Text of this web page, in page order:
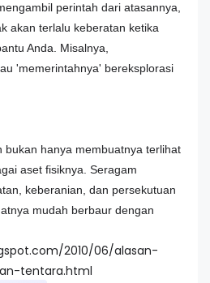
perintah dari atasannya,
akan terlalu keberatan ketika
Anda. Misalnya,
'memerintahnya' bereksplorasi
bukan hanya membuatnya terlihat
aset fisiknya. Seragam
keberanian, dan persekutuan
mudah berbaur dengan
2010/06/alasan-
tentara.html